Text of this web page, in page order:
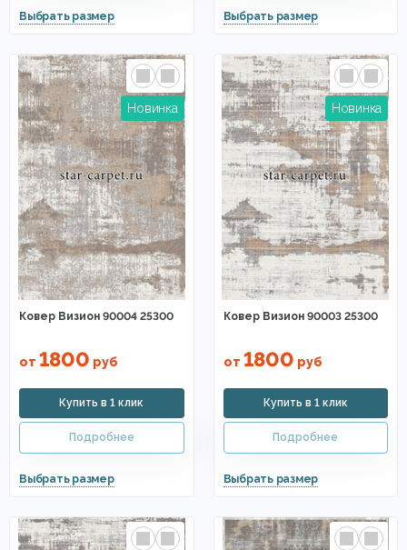
Ковер Визион 90004 25300
от 1800 руб
Ковер Визион 90003 25300
от 1800 руб